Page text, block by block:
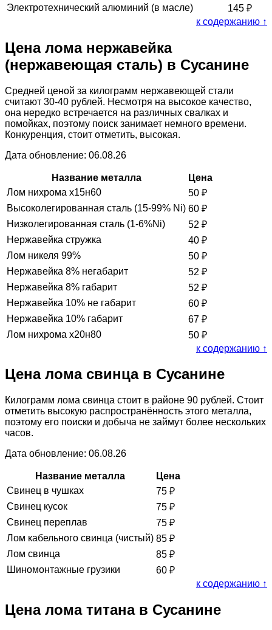
Электротехнический алюминий (в масле)
145 ₽
к содержанию ↑
Цена лома нержавейка
(нержавеющая сталь) в Сусанине
Средней ценой за килограмм нержавеющей стали
считают 30-40 рублей. Несмотря на высокое качество,
она нередко встречается на различных свалках и
помойках, поэтому поиск занимает немного времени.
Конкуренция, стоит отметить, высокая.
Дата обновление: 06.08.26
Название металла
Цена
Лом нихрома х15н60
50 ₽
Высоколегированная сталь (15-99% Ni) 60 ₽
Низколегированная сталь (1-6%Ni)
52 ₽
Нержавейка стружка
40 ₽
Лом никеля 99%
50 ₽
Нержавейка 8% негабарит
52 ₽
Нержавейка 8% габарит
52 ₽
Нержавейка 10% не габарит
60 ₽
Нержавейка 10% габарит
67 ₽
Лом нихрома х20н80
50 ₽
к содержанию ↑
Цена лома свинца в Сусанине
Килограмм лома свинца стоит в районе 90 рублей. Стоит
отметить высокую распространённость этого металла,
поэтому его поиски и добыча не займут более нескольких
часов.
Дата обновление: 06.08.26
Название металла
Цена
Свинец в чушках
75 ₽
Свинец кусок
75 ₽
Свинец переплав
75 ₽
Лом кабельного свинца (чистый) 85 ₽
Лом свинца
85 ₽
Шиномонтажные грузики
60 ₽
к содержанию ↑
Цена лома титана в Сусанине